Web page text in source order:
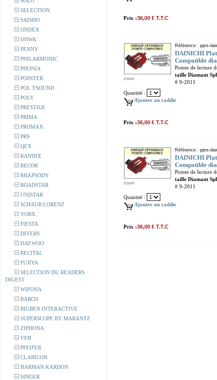
SELECTION
SAISHO
ONDEX
ONWA
PENNY
PHILARMONIC
PHONIA
POINTER
POL YSOUND
POLY
PRESTIGE
PRIMA
PROMAX
PRS
QEX
RANDIX
RECOR
RHAPSODY
ROADSTAR
UNISTAR
SCHAUB LORENZ
YORX
FIESTA
DIVERS
DAEWOO
RECITAL
FUJIYA
SELECTION DU READERS
DIGEST
WIFONA
BARCO
BIGBEN INTERACTIVE
SUPERSCOPE BY MARANTZ
ZIPHONA
VEB
PFEIFER
CLARICON
HARMAN KARDON
SINGER
Prix :36,00 € T.T.C
zoom
Référence : pprs-
DAINICHI
Compatible
Pointe de lecture
taille Diamant
# 9-2011
Quantité :
Ajouter au caddie
Prix :36,00 € T.T.C
zoom
Référence : pprs-
DAINICHI
Compatible
Pointe de lecture
taille Diamant
# 9-2011
Quantité :
Ajouter au caddie
Prix :36,00 € T.T.C